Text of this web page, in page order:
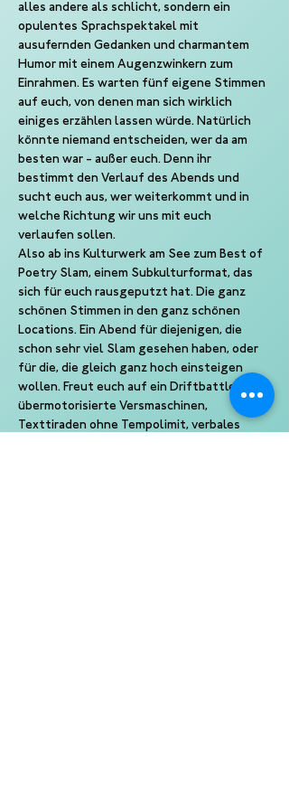
alles andere als schlicht, sondern ein
opulentes Sprachspektakel mit
ausufernden Gedanken und charmantem
Humor mit einem Augenzwinkern zum
Einrahmen. Es warten fünf eigene Stimmen
auf euch, von denen man sich wirklich
einiges erzählen lassen würde. Natürlich
könnte niemand entscheiden, wer da am
besten war - außer euch. Denn ihr
bestimmt den Verlauf des Abends und
sucht euch aus, wer weiterkommt und in
welche Richtung wir uns mit euch
verlaufen sollen.
Also ab ins Kulturwerk am See zum Best of
Poetry Slam, einem Subkulturformat, das
sich für euch rausgeputzt hat. Die ganz
schönen Stimmen in den ganz schönen
Locations. Ein Abend für diejenigen, die
schon sehr viel Slam gesehen haben, oder
für die, die gleich ganz hoch einsteigen
wollen. Freut euch auf ein Driftbattle für
übermotorisierte Versmaschinen,
Texttiraden ohne Tempolimit, verbales